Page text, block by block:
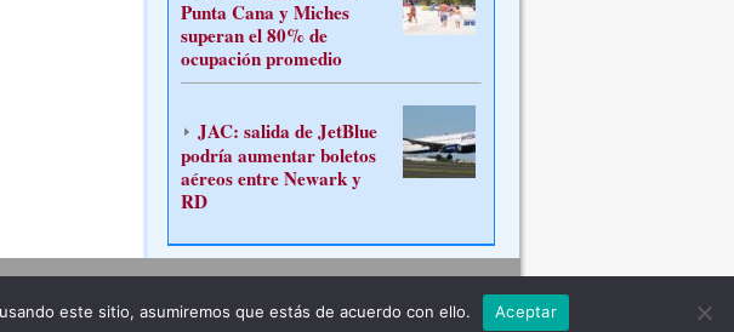
Punta Cana y Miches
superan el 80% de
ocupación promedio
JAC: salida de JetBlue
podría aumentar boletos
aéreos entre Newark y
RD
este sitio, asumiremos que estás de acuerdo con ello. Aceptar